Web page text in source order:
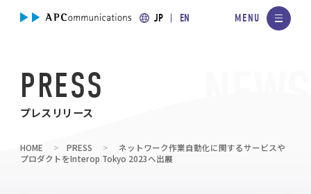
JP EN
PRESS
プレスリリース
HOME PRESS
ネットワーク作業自動化に関するサービスや
プロダクトをInterop Tokyo 2023へ出展